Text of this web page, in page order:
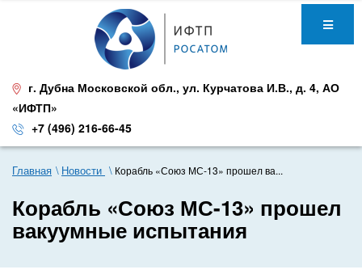
г. Дубна Московской обл., ул. Курчатова И.В., д. 4, АО
«ИФТП»
+7 (496) 216-66-45
Главная Новости Корабль «Союз МС-13» прошел ва...
Корабль «Союз МС-13» прошел
вакуумные испытания